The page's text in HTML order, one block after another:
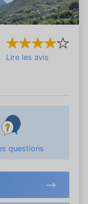
Lire les avis
questions